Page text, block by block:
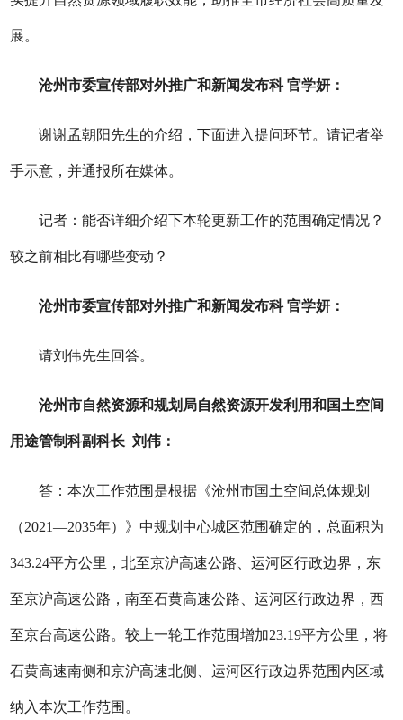
展。
沧州市委宣传部对外推广和新闻发布科 官学妍：
谢谢孟朝阳先生的介绍，下面进入提问环节。请记者举
手示意，并通报所在媒体。
记者：能否详细介绍下本轮更新工作的范围确定情况？
较之前相比有哪些变动？
沧州市委宣传部对外推广和新闻发布科 官学妍：
请刘伟先生回答。
沧州市自然资源和规划局自然资源开发利用和国土空间
用途管制科副科长 刘伟：
答：本次工作范围是根据《沧州市国土空间总体规划
（2021—2035年）》中规划中心城区范围确定的，总面积为
343.24平方公里，北至京沪高速公路、运河区行政边界，东
至京沪高速公路，南至石黄高速公路、运河区行政边界，西
至京台高速公路。较上一轮工作范围增加23.19平方公里，将
石黄高速南侧和京沪高速北侧、运河区行政边界范围内区域
纳入本次工作范围。